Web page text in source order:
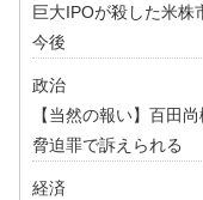
巨大IPOが殺した米株
今後
政治
【当然の報い】百田
脅迫罪で訴えられる
経済